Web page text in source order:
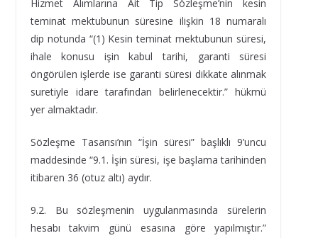
Hizmet Alımlarına Ait Tip Sözleşme’nin kesin
teminat mektubunun süresine ilişkin 18 numaralı
dip notunda “(1) Kesin teminat mektubunun süresi,
ihale konusu işin kabul tarihi, garanti süresi
öngörülen işlerde ise garanti süresi dikkate alınmak
suretiyle idare tarafından belirlenecektir.” hükmü
yer almaktadır.
Sözleşme Tasarısı’nın “İşin süresi” başlıklı 9’uncu
maddesinde “9.1. İşin süresi, işe başlama tarihinden
itibaren 36 (otuz altı) aydır.
9.2. Bu sözleşmenin uygulanmasında sürelerin
hesabı takvim günü esasına göre yapılmıştır.”